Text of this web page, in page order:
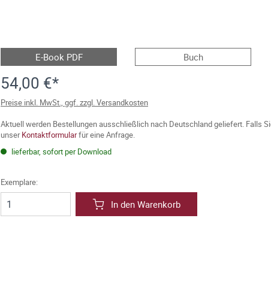
E-Book PDF Buch
54,00 €*
Preise inkl. MwSt., ggf. zzgl. Versandkosten
Aktuell werden Bestellungen ausschließlich nach Deutschland geliefert. Falls
unserKontaktformularfür eine Anfrage.
lieferbar, sofort per Download
Exemplare:
In den Warenkorb